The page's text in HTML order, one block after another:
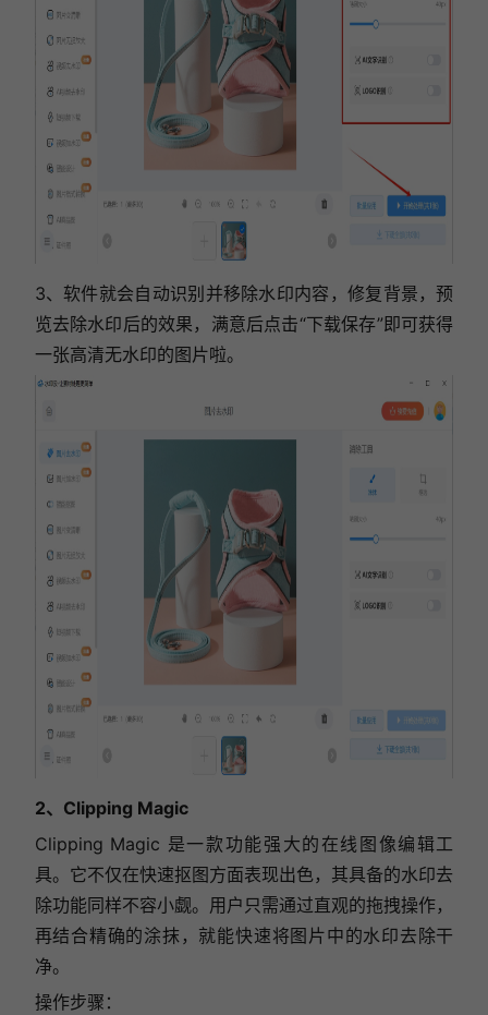
3、软件就会自动识别并移除水印内容，修复背景，预
览去除水印后的效果，满意后点击“下载保存”即可获得
一张高清无水印的图片啦。
2、Clipping Magic
Clipping Magic 是一款功能强大的在线图像编辑工
具。它不仅在快速抠图方面表现出色，其具备的水印去
除功能同样不容小觑。用户只需通过直观的拖拽操作，
再结合精确的涂抹，就能快速将图片中的水印去除干
净。
操作步骤：